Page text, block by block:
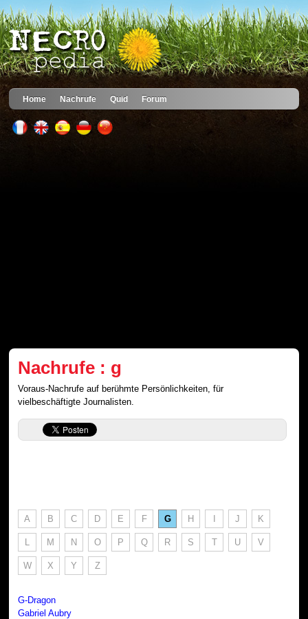
Home Nachrufe Quid Forum
Nachrufe : g
Voraus-Nachrufe auf berühmte Persönlichkeiten, für
vielbeschäftigte Journalisten.
A B C D E F G H I J K
L M N O P Q R S T U V
W X Y Z
G-Dragon
Gabriel Aubry